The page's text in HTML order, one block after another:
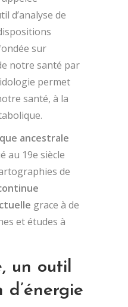
d’analyse de
sur
notre santé par
permet
santé, à la
ancestrale
au 19e siècle
de
grace à de
et études à
un outil
d’énergie